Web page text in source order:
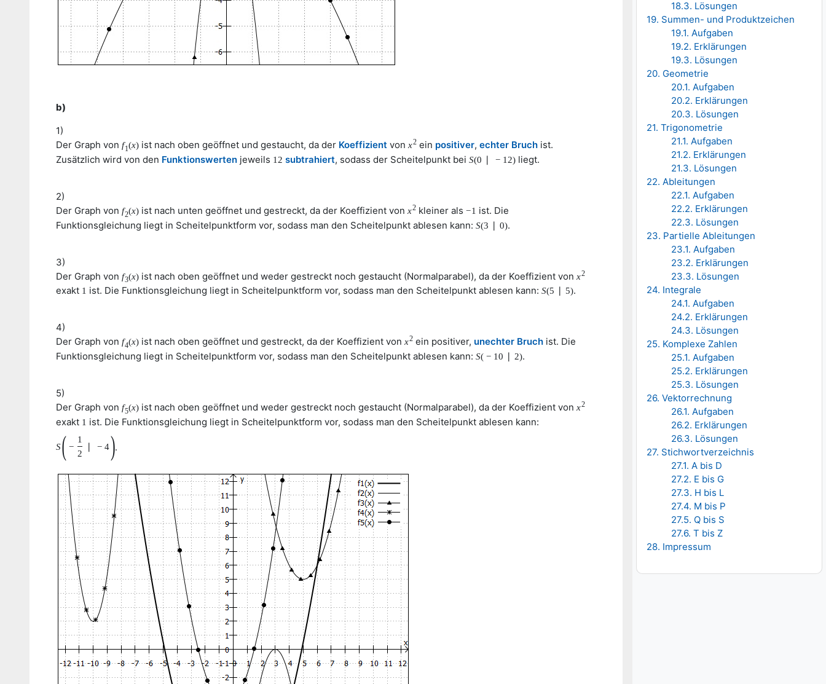
18.3. Lösungen
19. Summen- und Produktzeichen
19.1. Aufgaben
19.2. Erklärungen
19.3. Lösungen
20. Geometrie
20.1. Aufgaben
20.2. Erklärungen
20.3. Lösungen
21. Trigonometrie
21.1. Aufgaben
21.2. Erklärungen
21.3. Lösungen
22. Ableitungen
22.1. Aufgaben
22.2. Erklärungen
22.3. Lösungen
23. Partielle Ableitungen
23.1. Aufgaben
23.2. Erklärungen
23.3. Lösungen
24. Integrale
24.1. Aufgaben
24.2. Erklärungen
24.3. Lösungen
25. Komplexe Zahlen
25.1. Aufgaben
25.2. Erklärungen
25.3. Lösungen
26. Vektorrechnung
26.1. Aufgaben
26.2. Erklärungen
26.3. Lösungen
27. Stichwortverzeichnis
27.1. A bis D
27.2. E bis G
27.3. H bis L
27.4. M bis P
27.5. Q bis S
27.6. T bis Z
28. Impressum
b)
1)
Der Graph von f1(x)ist nach oben geöffnet und gestaucht, da der Koeffizientvon x2ein positiver, echter Bruchist.
Zusätzlich wird von den Funktionswerten jeweils 12 subtrahiert, sodass der Scheitelpunkt bei S(0 − 12)liegt.
2)
Der Graph von f2(x)ist nach unten geöffnet und gestreckt, da der Koeffizient von x2kleiner als −1 ist. Die
Funktionsgleichung liegt in Scheitelpunktform vor, sodass man den Scheitelpunkt ablesen kann: S(3 ∣ 0).
3)
Der Graph von f3(x)ist nach oben geöffnet und weder gestreckt noch gestaucht (Normalparabel), da der Koeffizient von x2
exakt 1 ist. Die Funktionsgleichung liegt in Scheitelpunktform vor, sodass man den Scheitelpunkt ablesen kann: S(5 5).
4)
Der Graph von f4(x)ist nach oben geöffnet und gestreckt, da der Koeffizient von x2ein positiver, unechter Bruchist. Die
Funktionsgleichung liegt in Scheitelpunktform vor, sodass man den Scheitelpunkt ablesen kann: S( − 10 2).
5)
Der Graph von f5(x)ist nach oben geöffnet und weder gestreckt noch gestaucht (Normalparabel), da der Koeffizient von x2
exakt 1 ist. Die Funktionsgleichung liegt in Scheitelpunktform vor, sodass man den Scheitelpunkt ablesen kann:
S( −
1
2
− 4).